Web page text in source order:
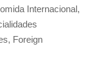
Internacional,
Foreign